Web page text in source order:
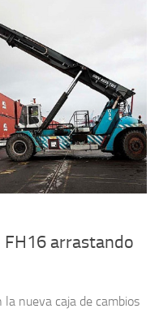
FH16 arrastando
la nueva caja de cambios